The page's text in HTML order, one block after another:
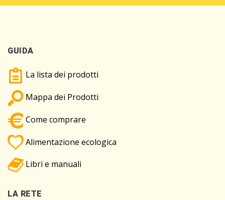
GUIDA
La lista dei prodotti
Mappa dei Prodotti
Come comprare
Alimentazione ecologica
Libri e manuali
LA RETE